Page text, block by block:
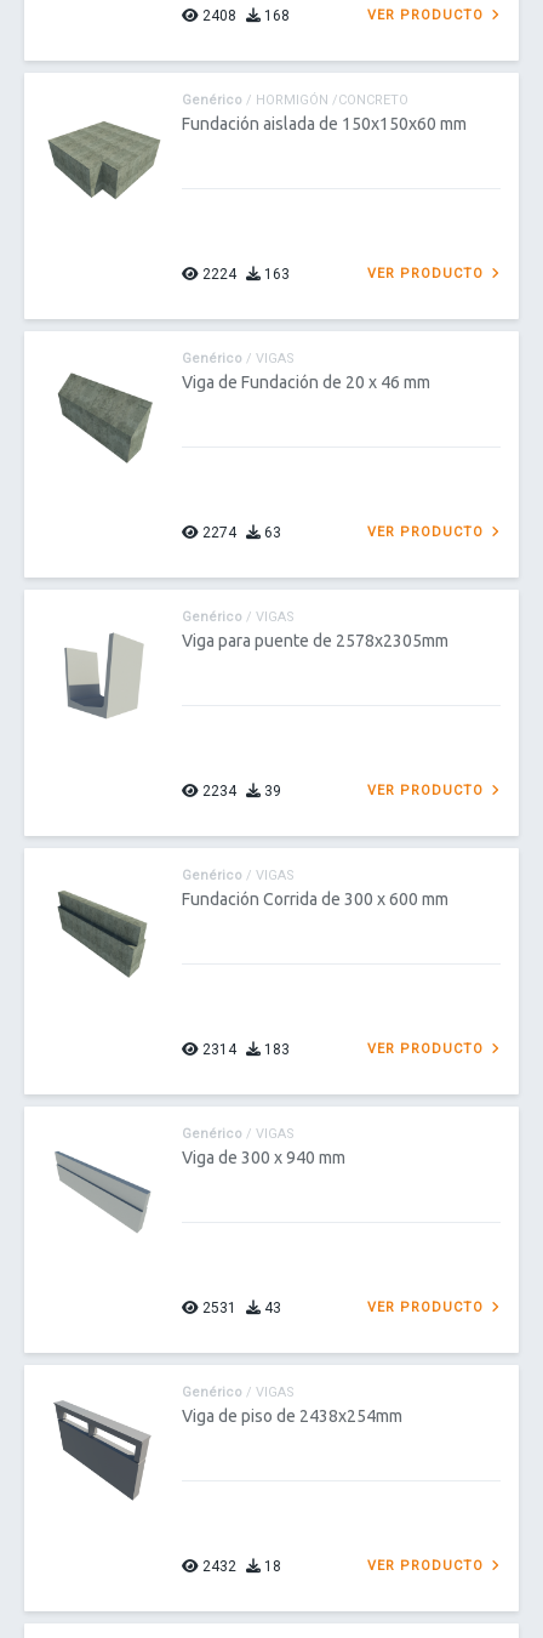
2408 168 VER PRODUCTO
Genérico / HORMIGÓN /CONCRETO
Fundación aislada de 150x150x60 mm
2224 163 VER PRODUCTO
Genérico / VIGAS
Viga de Fundación de 20 x 46 mm
2274 63 VER PRODUCTO
Genérico / VIGAS
Viga para puente de 2578x2305mm
2234 39 VER PRODUCTO
Genérico / VIGAS
Fundación Corrida de 300 x 600 mm
2314 183 VER PRODUCTO
Genérico / VIGAS
Viga de 300 x 940 mm
2531 43 VER PRODUCTO
Genérico / VIGAS
Viga de piso de 2438x254mm
2432 18 VER PRODUCTO